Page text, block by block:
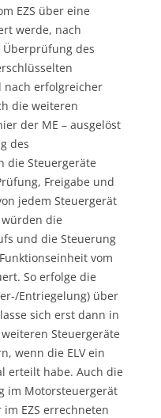
EZS über eine
werde, nach
des
nach erfolgreicher
die weiteren
der ME – ausgelöst
des
die Steuergeräte
Freigabe und
jedem Steuergerät
die
und die Steuerung
vom
So erfolge die
Entriegelung) über
sich erst dann in
Steuergeräte
wenn die ELV ein
erteilt habe. Auch die
im Motorsteuergerät
EZS errechneten